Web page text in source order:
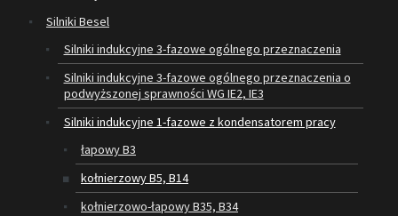
PIŁY TARCZOWE
SERWIS I REGENERACJA MASZYN
Silniki Besel
Silniki indukcyjne 3-fazowe ogólnego przeznaczenia
Silniki indukcyjne 3-fazowe ogólnego przeznaczenia o
podwyższonej sprawności WG IE2, IE3
Silniki indukcyjne 1-fazowe z kondensatorem pracy
łapowy B3
kołnierzowy B5, B14
kołnierzowo-łapowy B35, B34